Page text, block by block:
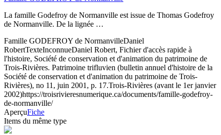
La famille Godefroy de Normanville est issue de Thomas Godefroy
de Normanville. De la lignée …
Famille GODEFROY de NormanvilleDaniel
RobertTexteInconnueDaniel Robert, Fichier d'accès rapide à
l'histoire, Société de conservation et d'animation du patrimoine de
Trois-Rivières. Patrimoine trifluvien (bulletin annuel d'histoire de la
Société de conservation et d'animation du patrimoine de Trois-
Rivières), no 11, juin 2001, p. 17.Trois-Rivières (avant le 1er janvier
2002)https://troisrivieresnumerique.ca/documents/famille-godefroy-
de-normanville/
AperçuFiche
Items du même type